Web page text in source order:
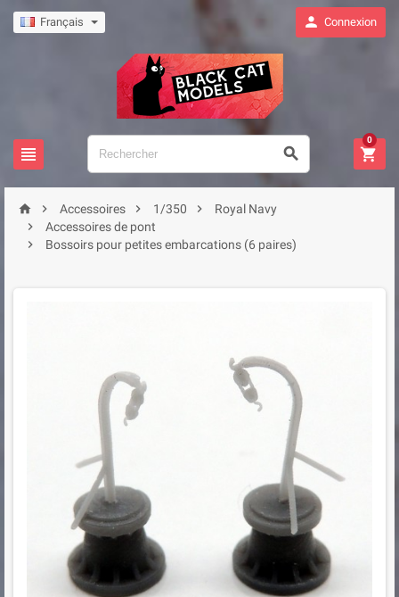
Français  Connexion
  
0
  Accessoires  1/350 
Royal Navy

Accessoires de pont

Bossoirs pour petites embarcations (6 paires)